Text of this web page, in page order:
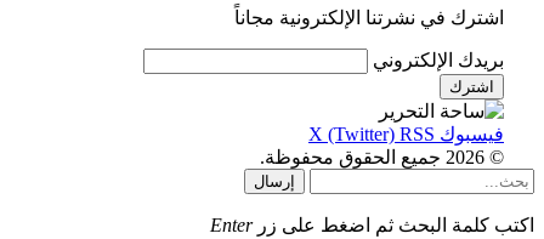
اشترك في نشرتنا الإلكترونية مجاناً
بريدك الإلكتروني
فيسبوك X (Twitter) RSS
© 2026 جميع الحقوق محفوظة.
إرسال
اكتب كلمة البحث ثم اضغط على زر Enter